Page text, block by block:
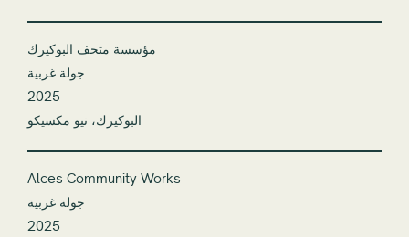
مؤسسة متحف البوكيرك
جولة غربية
2025
البوكيرك، نيو مكسيكو
Alces Community Works
جولة غربية
2025